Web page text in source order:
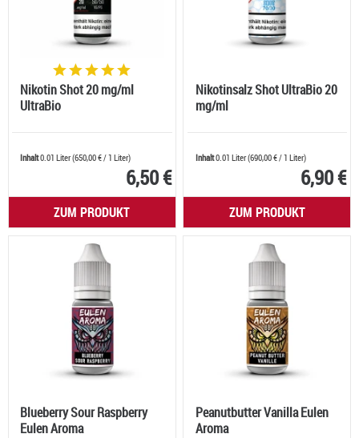
Nikotin Shot 20 mg/ml
UltraBio
Inhalt0.01 Liter(650,00 €/ 1 Liter)
6,50 €
ZUM PRODUKT
Nikotinsalz Shot UltraBio 20
mg/ml
Inhalt0.01 Liter(690,00 €/ 1 Liter)
6,90 €
ZUM PRODUKT
Blueberry Sour Raspberry
Eulen Aroma
Peanutbutter Vanilla Eulen
Aroma